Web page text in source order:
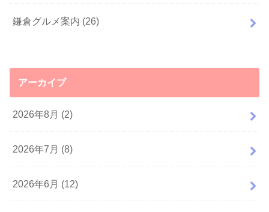
鎌倉グルメ案内 (26)
アーカイブ
2026年8月 (2)
2026年7月 (8)
2026年6月 (12)